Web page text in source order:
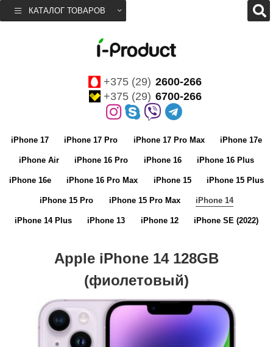
КАТАЛОГ ТОВАРОВ
+375 (29) 2600-266
+375 (29) 6700-266
iPhone 17 iPhone 17 Pro iPhone 17 Pro Max iPhone 17e
iPhone Air iPhone 16 Pro iPhone 16 iPhone 16 Plus
iPhone 16e iPhone 16 Pro Max iPhone 15 iPhone 15 Plus
iPhone 15 Pro iPhone 15 Pro Max iPhone 14
iPhone 14 Plus iPhone 13 iPhone 12 iPhone SE (2022)
Apple iPhone 14 128GB
(фиолетовый)